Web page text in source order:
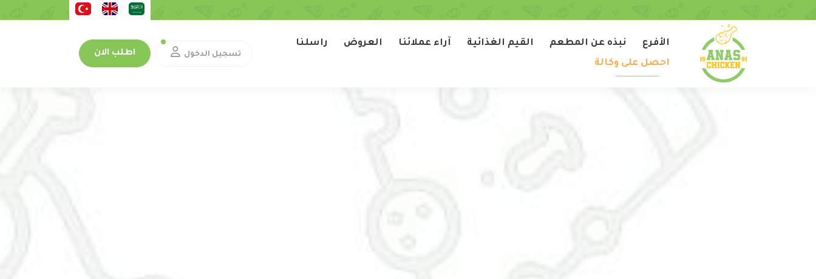
الأفرع نبذه عن المطعم القيم الغذائية آراء عملائنا العروض
راسلنا
احصل على وكالة
تسجيل الدخول اطلب الان